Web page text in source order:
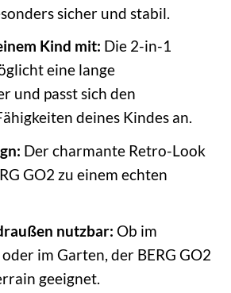
sicher und stabil.
Kind mit: Die 2-in-1
eine lange
und passt sich den
deines Kindes an.
Der charmante Retro-Look
GO2 zu einem echten
nutzbar: Ob im
im Garten, der BERG GO2
geeignet.